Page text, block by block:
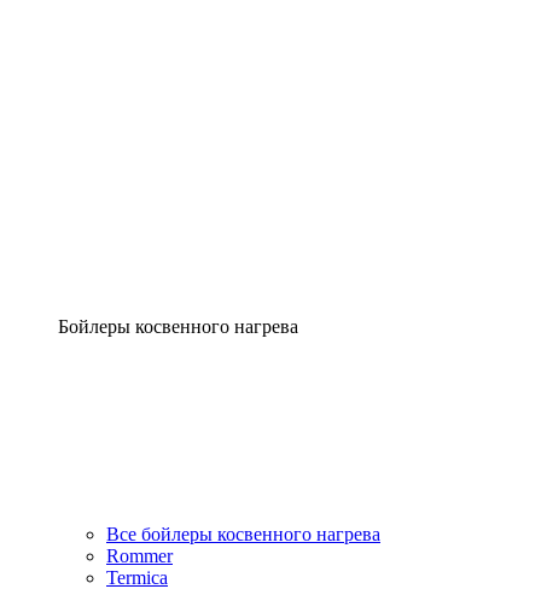
Бойлеры косвенного нагрева
Все бойлеры косвенного нагрева
Rommer
Termica